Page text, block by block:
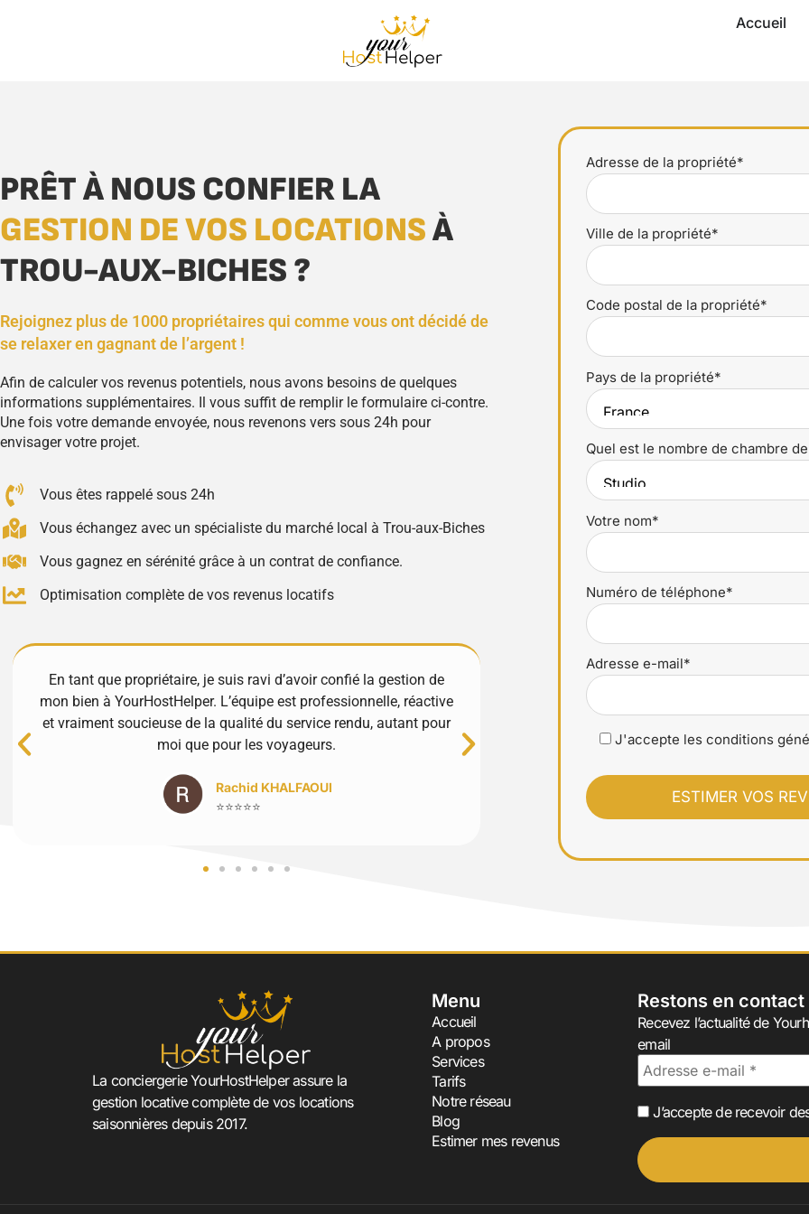
Accueil
PRÊT À NOUS CONFIER LA
GESTION DE VOS LOCATIONSÀ
TROU-AUX-BICHES ?
Rejoignez plus de 1000 propriétaires qui comme vous ont décidé de
se relaxer en gagnant de l’argent !
Afin de calculer vos revenus potentiels, nous avons besoins de quelques
informations supplémentaires. Il vous suffit de remplir le formulaire ci-contre.
Une fois votre demande envoyée, nous revenons vers sous 24h pour
envisager votre projet.
Vous êtes rappelé sous 24h
Vous échangez avec un spécialiste du marché local à Trou-aux-Biches
Vous gagnez en sérénité grâce à un contrat de confiance.
Optimisation complète de vos revenus locatifs
En tant que propriétaire, je suis ravi d’avoir confié la gestion de
mon bien à YourHostHelper. L’équipe est professionnelle, réactive
et vraiment soucieuse de la qualité du service rendu, autant pour
moi que pour les voyageurs.
Rachid KHALFAOUI
⭐⭐⭐⭐⭐
Excellente expérience avec YourHostHelper
et très réactifs, ils gèrent tout avec soin et
Adresse de la propriété*
Ville de la propriété*
Code postal de la propriété*
Pays de la propriété*
Quel est le nombre de chambre
Votre nom*
Numéro de téléphone*
Adresse e-mail*
J'accepte les conditions
La conciergerie YourHostHelper assure la
gestion locative complète de vos locations
saisonnières depuis 2017.
Menu
Accueil
A propos
Services
Tarifs
Notre réseau
Blog
Estimer mes revenus
Restons en contact
Recevez l’actualité de
email
J’accepte de recevoir